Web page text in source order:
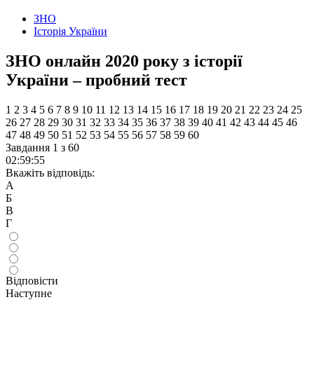
ЗНО
Історія України
ЗНО онлайн 2020 року з історії
України – пробний тест
1 2 3 4 5 6 7 8 9 10 11 12 13 14 15 16 17 18 19 20 21 22 23 24 25
26 27 28 29 30 31 32 33 34 35 36 37 38 39 40 41 42 43 44 45 46
47 48 49 50 51 52 53 54 55 56 57 58 59 60
Завдання 1 з 60
02:59:55
Вкажіть відповідь:
А
Б
В
Г
Відповісти
Наступне